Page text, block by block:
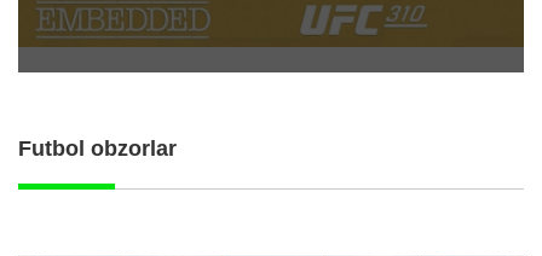
Futbol obzorlar